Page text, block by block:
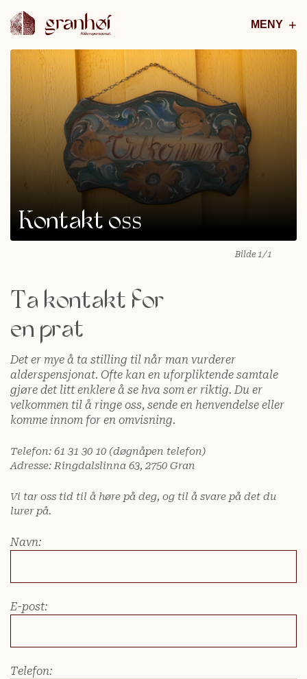
MENY
1/1
Kontakt oss
Ta kontakt for
en prat
Det er mye å ta stilling til når man vurderer
alderspensjonat. Ofte kan en uforpliktende samtale
gjøre det litt enklere å se hva som er riktig. Du er
velkommen til å ringe oss, sende en henvendelse eller
komme innom for en omvisning.
Telefon: 61 31 30 10 (døgnåpen telefon)
Adresse: Ringdalslinna 63, 2750 Gran
Vi tar oss tid til å høre på deg, og til å svare på det du
lurer på.
Navn:
E-post:
Telefon: